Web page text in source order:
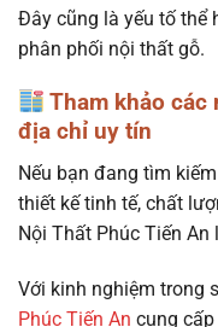
Đây cũng là yếu tố thể
phân phối nội thất gỗ.
Tham khảo các
địa chỉ uy tín
Nếu bạn đang tìm kiếm
thiết kế tinh tế, chất
Nội Thất Phúc Tiến
Với kinh nghiệm trong
Phúc Tiến An cung